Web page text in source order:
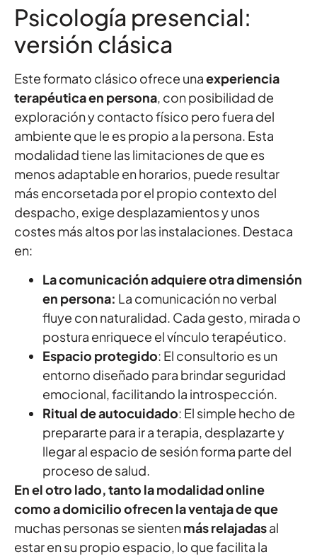
Psicología presencial:
versión clásica
Este formato clásico ofrece unaexperiencia
terapéutica en persona, con posibilidad de
exploración y contacto físico pero fuera del
ambiente que le es propio a la persona. Esta
modalidad tiene las limitaciones de que es
menos adaptable en horarios, puede resultar
más encorsetada por el propio contexto del
despacho, exige desplazamientos y unos
costes más altos por las instalaciones. Destaca
en:
La comunicación adquiere otra dimensión
en persona: La comunicación no verbal
fluye con naturalidad. Cada gesto, mirada o
postura enriquece el vínculo terapéutico.
Espacio protegido: El consultorio es un
entorno diseñado para brindar seguridad
emocional, facilitando la introspección.
Ritual de autocuidado: El simple hecho de
prepararte para ir a terapia, desplazarte y
llegar al espacio de sesión forma parte del
proceso de salud.
En el otro lado, tanto la modalidad online
como a domicilio ofrecen la ventaja de que
muchas personas se sientenmás relajadasal
estar en su propio espacio, lo que facilita la